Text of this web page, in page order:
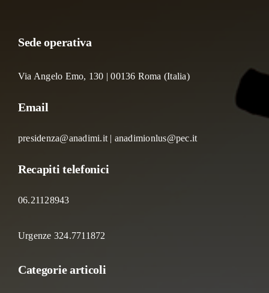
Sede operativa
Via Angelo Emo, 130 | 00136 Roma (Italia)
Email
presidenza@anadimi.it | anadimionlus@pec.it
Recapiti telefonici
06.21128943
Urgenze 324.7711872
Categorie articoli